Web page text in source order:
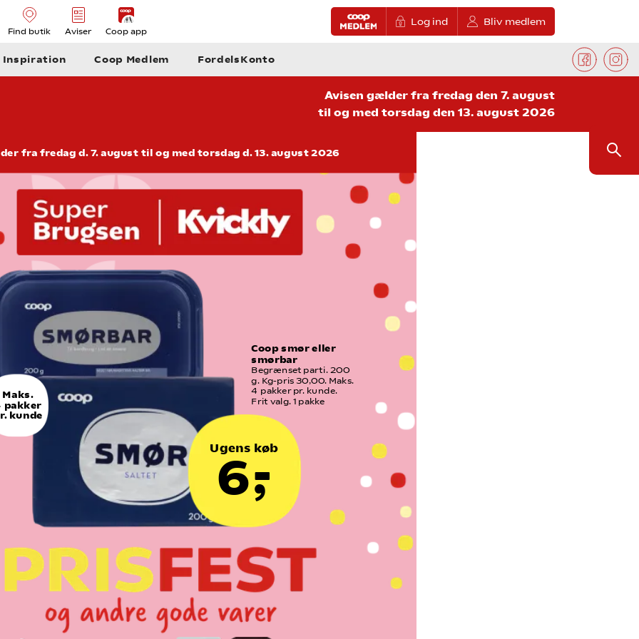
Find butik Aviser Coop app
Log ind Bliv medlem
Inspiration Coop Medlem FordelsKonto
Avisen gælder fra fredag den 7. august
til og med torsdag den 13. august 2026
Ugens køb
6,-
Coop smør eller
smørbar
Begrænset parti. 200
g. Kg-pris 30,00. Maks.
4  pakker pr. kunde.
Frit valg. 1 pakke
Maks.
pakker
kunde
fra fredag d. 7. august til og med torsdag d. 13. august 2026